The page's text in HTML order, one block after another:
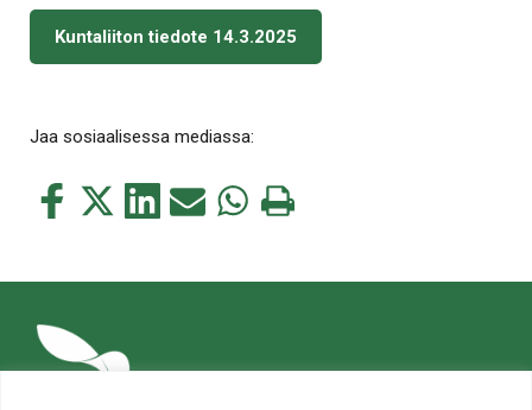
Kuntaliiton tiedote 14.3.2025
Jaa sosiaalisessa mediassa:
Jaa
Jaa
Jaa Jaa Jaa Tulosta